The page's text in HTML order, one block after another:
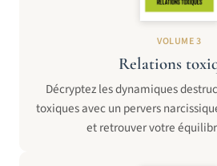
VOLUME 3
Relations
Décryptez les dynamiques
toxiques avec un pervers
et retrouver votre